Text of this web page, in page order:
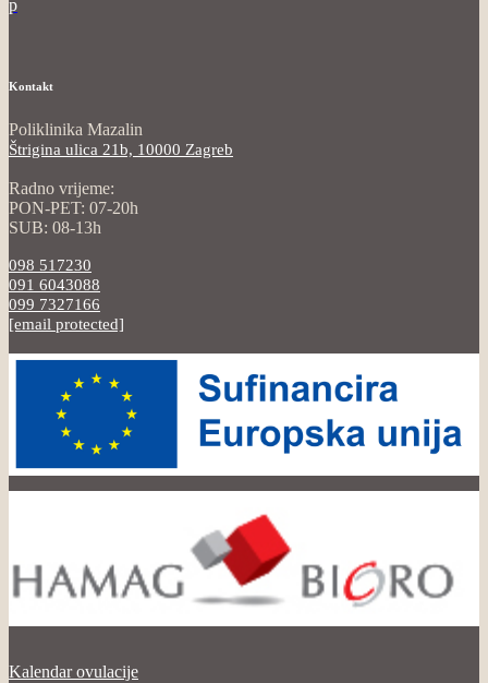
p
Kontakt
Poliklinika Mazalin
Štrigina ulica 21b, 10000 Zagreb
Radno vrijeme:
PON-PET: 07-20h
SUB: 08-13h
098 517230
091 6043088
099 7327166
[email protected]
Kalendar ovulacije